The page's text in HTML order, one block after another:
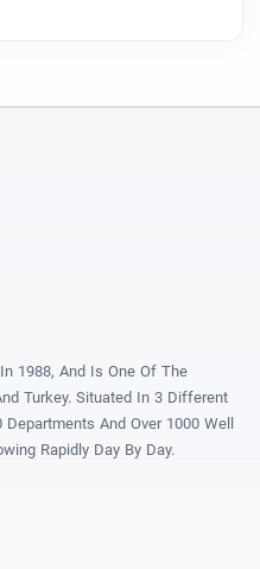
1988, And Is One Of The
Turkey. Situated In 3 Different
And Over 1000 Well
Rapidly Day By Day.